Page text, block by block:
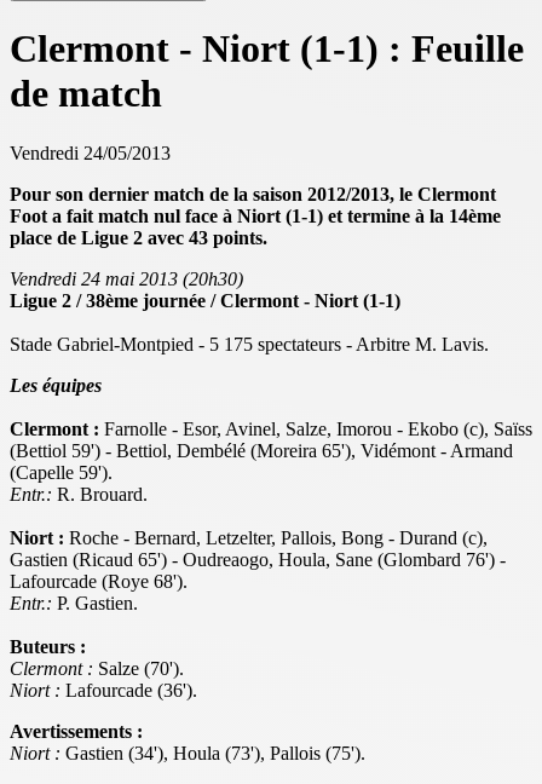
Clermont - Niort (1-1) : Feuille
de match
Vendredi 24/05/2013
Pour son dernier match de la saison 2012/2013, le Clermont
Foot a fait match nul face à Niort (1-1) et termine à la 14ème
place de Ligue 2 avec 43 points.
Vendredi 24 mai 2013 (20h30)
Ligue 2 / 38ème journée / Clermont - Niort (1-1)
Stade Gabriel-Montpied - 5 175 spectateurs - Arbitre M. Lavis.
Les équipes
Clermont : Farnolle - Esor, Avinel, Salze, Imorou - Ekobo (c), Saïss
(Bettiol 59') - Bettiol, Dembélé (Moreira 65'), Vidémont - Armand
(Capelle 59').
Entr.: R. Brouard.
Niort : Roche - Bernard, Letzelter, Pallois, Bong - Durand (c),
Gastien (Ricaud 65') - Oudreaogo, Houla, Sane (Glombard 76') -
Lafourcade (Roye 68').
Entr.: P. Gastien.
Buteurs :
Clermont : Salze (70').
Niort : Lafourcade (36').
Avertissements :
Niort : Gastien (34'), Houla (73'), Pallois (75').